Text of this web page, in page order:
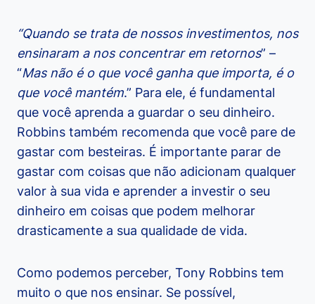
“Quando se trata de nossos investimentos, nos
ensinaram a nos concentrar em retornos” –
“Mas não é o que você ganha que importa, é o
que você mantém.” Para ele, é fundamental
que você aprenda a guardar o seu dinheiro.
Robbins também recomenda que você pare de
gastar com besteiras. É importante parar de
gastar com coisas que não adicionam qualquer
valor à sua vida e aprender a investir o seu
dinheiro em coisas que podem melhorar
drasticamente a sua qualidade de vida.
Como podemos perceber, Tony Robbins tem
muito o que nos ensinar. Se possível,